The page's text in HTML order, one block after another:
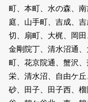
町、本町、水の森、
庭、山手町、吉成、
切、扇町、大梶、岡田
金剛院丁、清水沼通
町、花京院通、蟹沢
栄、清水沼、自由ケ
砂、田子、田子西、